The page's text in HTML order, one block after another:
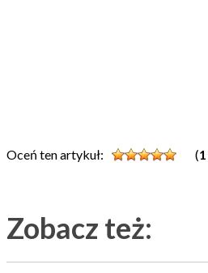
Oceń ten artykuł: (1
Zobacz też: